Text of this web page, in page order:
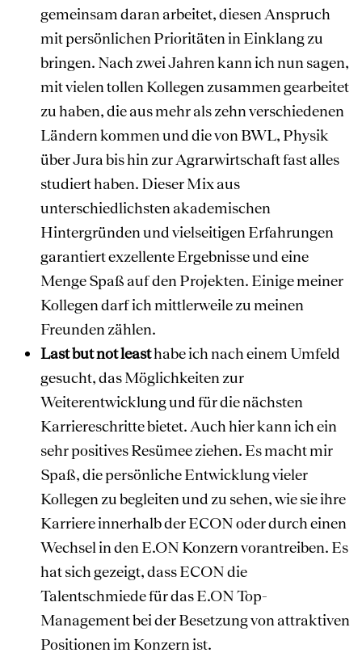
gemeinsam daran arbeitet, diesen Anspruch
mit persönlichen Prioritäten in Einklang zu
bringen. Nach zwei Jahren kann ich nun sagen,
mit vielen tollen Kollegen zusammen gearbeitet
zu haben, die aus mehr als zehn verschiedenen
Ländern kommen und die von BWL, Physik
über Jura bis hin zur Agrarwirtschaft fast alles
studiert haben. Dieser Mix aus
unterschiedlichsten akademischen
Hintergründen und vielseitigen Erfahrungen
garantiert exzellente Ergebnisse und eine
Menge Spaß auf den Projekten. Einige meiner
Kollegen darf ich mittlerweile zu meinen
Freunden zählen.
Last but not leasthabe ich nach einem Umfeld
gesucht, das Möglichkeiten zur
Weiterentwicklung und für die nächsten
Karriereschritte bietet. Auch hier kann ich ein
sehr positives Resümee ziehen. Es macht mir
Spaß, die persönliche Entwicklung vieler
Kollegen zu begleiten und zu sehen, wie sie ihre
Karriere innerhalb der ECON oder durch einen
Wechsel in den E.ON Konzern vorantreiben. Es
hat sich gezeigt, dass ECON die
Talentschmiede für das E.ON Top-
Management bei der Besetzung von attraktiven
Positionen im Konzern ist.